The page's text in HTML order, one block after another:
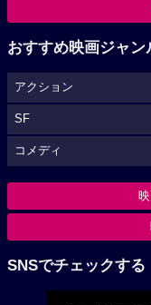
おすすめ映画ジャン
アクション
SF
コメディ
SNSでチェックする